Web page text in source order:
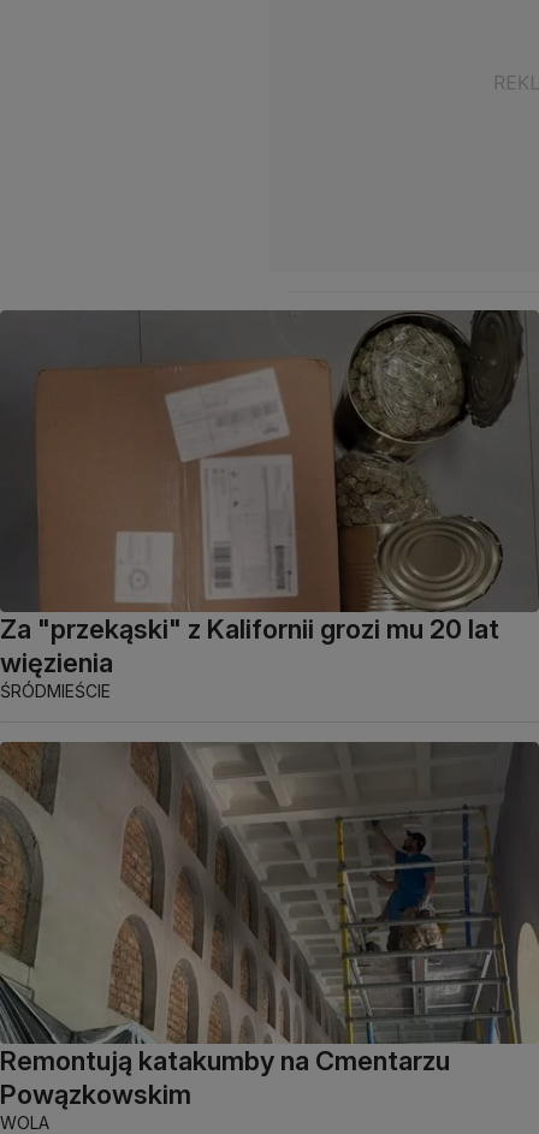
Za "przekąski" z Kalifornii grozi mu 20 lat
więzienia
ŚRÓDMIEŚCIE
Remontują katakumby na Cmentarzu
Powązkowskim
WOLA